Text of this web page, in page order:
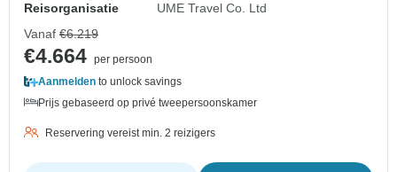
Reisorganisatie
UME Travel Co. Ltd
Vanaf €6.219
€4.664 per persoon
Aanmelden to unlock savings
Prijs gebaseerd op privé tweepersoonskamer
Reservering vereist min. 2 reizigers